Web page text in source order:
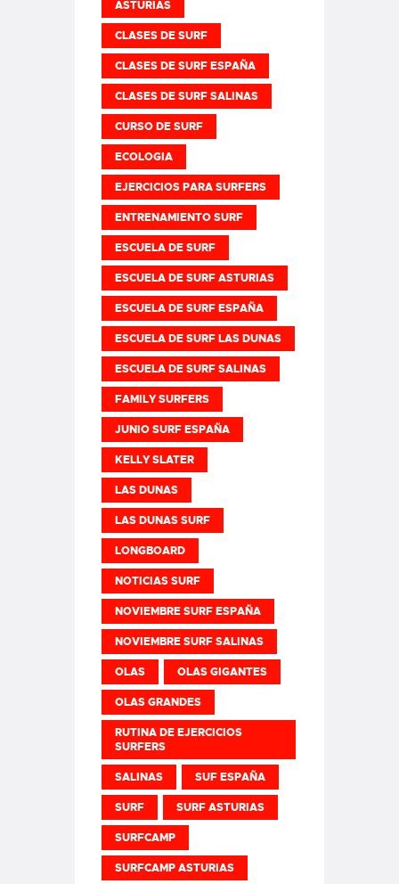
ASTURIAS
CLASES DE SURF
CLASES DE SURF ESPAÑA
CLASES DE SURF SALINAS
CURSO DE SURF
ECOLOGIA
EJERCICIOS PARA SURFERS
ENTRENAMIENTO SURF
ESCUELA DE SURF
ESCUELA DE SURF ASTURIAS
ESCUELA DE SURF ESPAÑA
ESCUELA DE SURF LAS DUNAS
ESCUELA DE SURF SALINAS
FAMILY SURFERS
JUNIO SURF ESPAÑA
KELLY SLATER
LAS DUNAS
LAS DUNAS SURF
LONGBOARD
NOTICIAS SURF
NOVIEMBRE SURF ESPAÑA
NOVIEMBRE SURF SALINAS
OLAS OLAS GIGANTES
OLAS GRANDES
RUTINA DE EJERCICIOS
SURFERS
SALINAS SUF ESPAÑA
SURF SURF ASTURIAS
SURFCAMP
SURFCAMP ASTURIAS